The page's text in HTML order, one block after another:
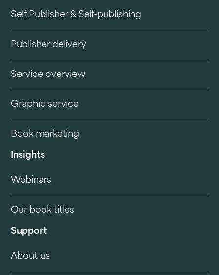
Self Publisher & Self-publishing
Publisher delivery
Service overview
Graphic service
Book marketing
Insights
Webinars
Our book titles
Support
About us